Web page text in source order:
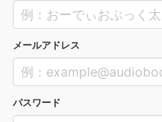
メールアドレス
パスワード